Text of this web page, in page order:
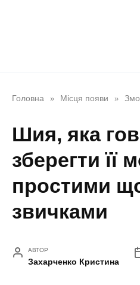
Головна » Місця появи »
Шия, яка
зберегти її
простими
звичками
АВТОР
Захарченко Кристина